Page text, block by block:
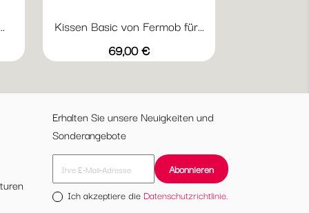
Kissen Basic von Fermob für...
Preis
69,00 €
 Vorschau
Mandelgrün
Nachtgrau
Erhalten Sie unsere Neuigkeiten und
Sonderangebote
Ich akzeptiere die Datenschutzrichtlinie.